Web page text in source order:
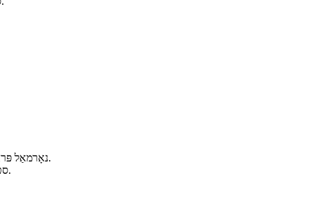
נאָרמאַל פּראָדוקציע פון ​​מעדיציניש מיינונג, שטרענג קאָנטראָל פון באַקטיריאַ, ענדאָטאָקסין און שווער מעטאַל אינהאַלט, יפעקטיוולי רידוסינג דיאַליסיס אָנצינדונג.
סטאַביל קוואַליטעט, פּינטלעך קאַנסאַנטריישאַן פון עלעקטראָליטע, ינשורינג די קליניש נוצן זיכערקייַט און באטייטיק ימפּרוווינג די דיאַליסיס קוואַליטעט.